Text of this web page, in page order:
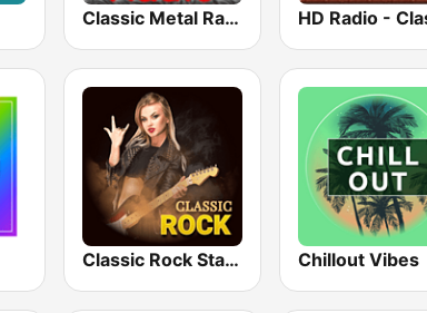
Classic Metal Radio
Classic Rock Station Chillout Vibes